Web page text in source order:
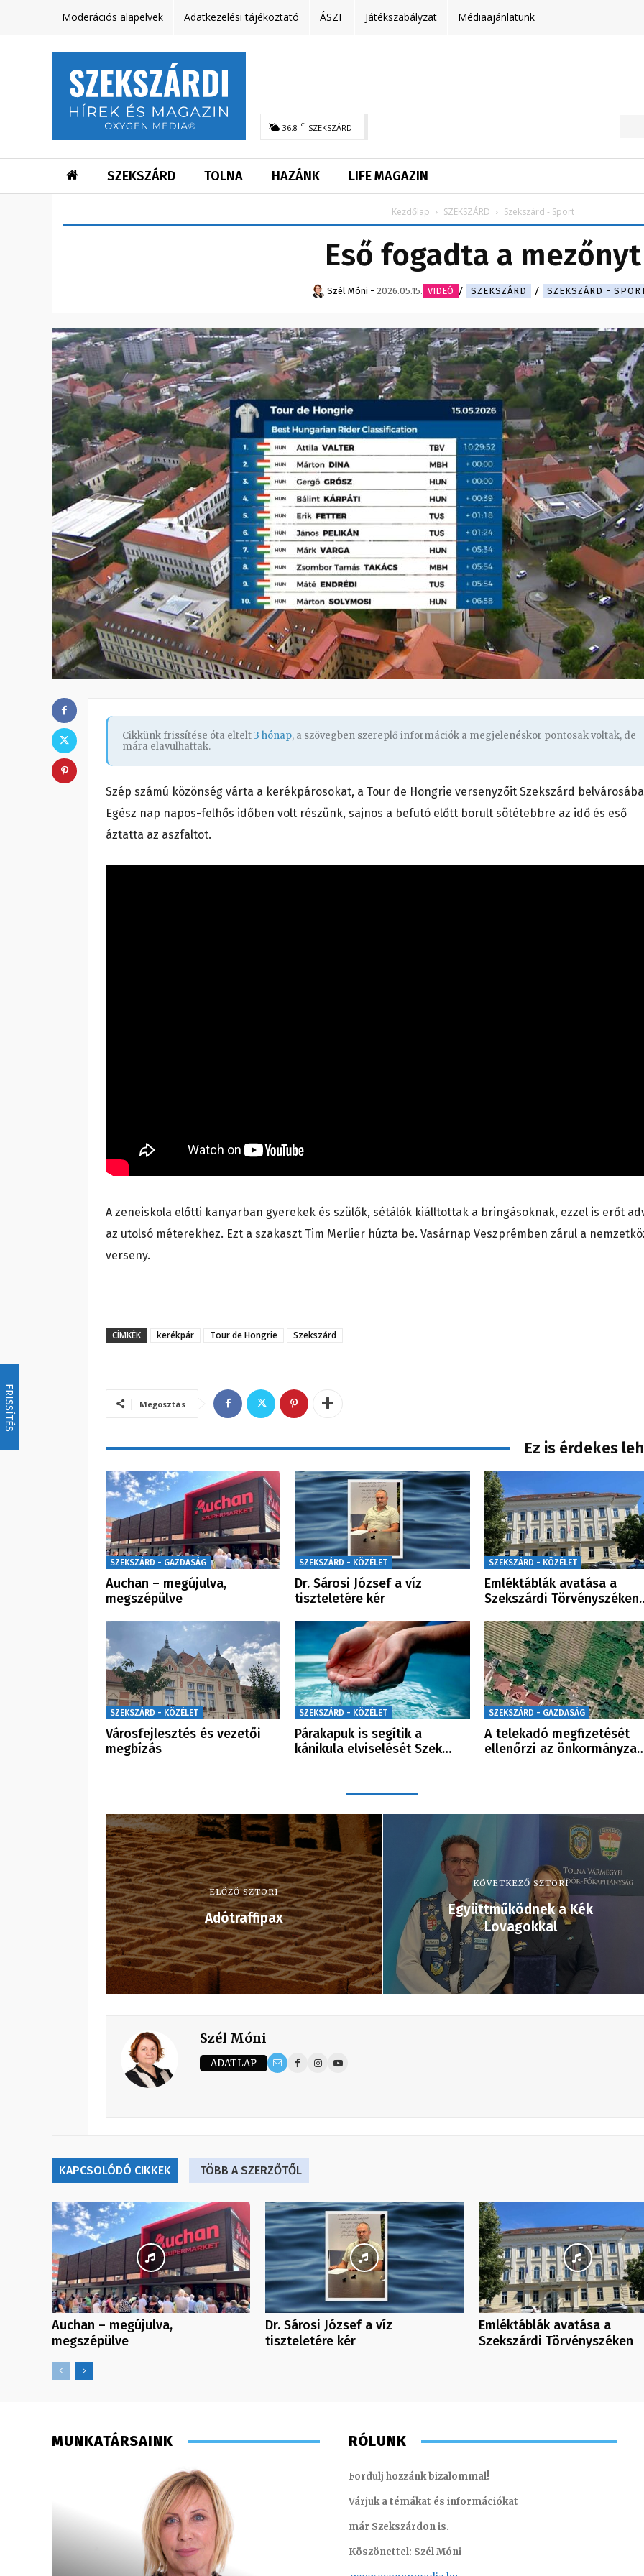
FRISSÍTÉS
Moderációs alapelvek Adatkezelési tájékoztató ÁSZF Játékszabályzat Médiaajánlatunk
36.8 C SZEKSZÁRD
SZEKSZÁRD TOLNA HAZÁNK LIFE MAGAZIN
Kezdőlap SZEKSZÁRD Szekszárd - Sport
Eső fogadta a mezőnyt
Szél Móni - 2026.05.15. VIDEÓ SZEKSZÁRD SZEKSZÁRD -
Cikkünk frissítése óta eltelt 3 hónap, a szövegben szereplő információk a megjelenéskor pontosak voltak, de
mára elavulhattak.
Szép számú közönség várta a kerékpárosokat, a Tour de Hongrie versenyzőit Szekszárd
Egész nap napos-felhős időben volt részünk, sajnos a befutó előtt borult sötétebbre az idő és eső
áztatta az aszfaltot.
A zeneiskola előtti kanyarban gyerekek és szülők, sétálók kiálltottak a bringásoknak, ezzel is erőt
az utolsó méterekhez. Ezt a szakaszt Tim Merlier húzta be. Vasárnap Veszprémben zárul a
verseny.
CÍMKÉK kerékpár Tour de Hongrie Szekszárd
Megosztás
Ez is érdekes
SZEKSZÁRD - GAZDASÁG
Auchan – megújulva,
megszépülve
SZEKSZÁRD - KÖZÉLET
Dr. Sárosi József a víz
tiszteletére kér
SZEKSZÁRD - KÖZÉLET
Emléktáblák avatása a
Szekszárdi
SZEKSZÁRD - KÖZÉLET
Városfejlesztés és vezetői
megbízás
SZEKSZÁRD - KÖZÉLET
Párakapuk is segítik a
kánikula elviselését Szek…
SZEKSZÁRD - GAZDASÁG
A telekadó megfizetését
ellenőrzi az
ELŐZŐ SZTORI
Adótraffipax
KÖVETKEZŐ SZTORI
Együttműködnek a Kék
Lovagokkal
Szél Móni
ADATLAP
KAPCSOLÓDÓ CIKKEK TÖBB A SZERZŐTŐL
Auchan – megújulva,
megszépülve
Dr. Sárosi József a víz
tiszteletére kér
Emléktáblák avatása a
Szekszárdi Törvényszéken
MUNKATÁRSAINK RÓLUNK
Fordulj hozzánk bizalommal!
Várjuk a témákat és információkat
már Szekszárdon is.
Köszönettel: Szél Móni